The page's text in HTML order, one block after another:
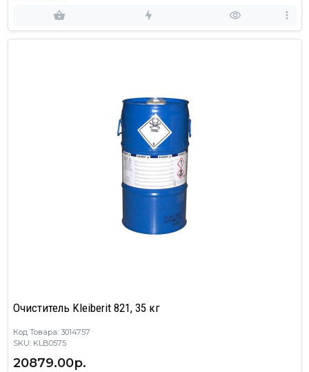
Очиститель Kleiberit 821, 35 кг
Код Товара: 3014757
SKU: KLB0575
20879.00р.